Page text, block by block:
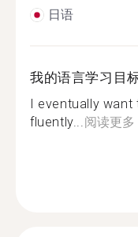
日语
我的语言学习目
I eventually want
fluently...阅读更多